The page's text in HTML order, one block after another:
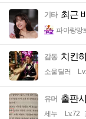
기타 최근
파아랑망
감동 치킨
소울딜러
유머 출판
세누 Lv.72